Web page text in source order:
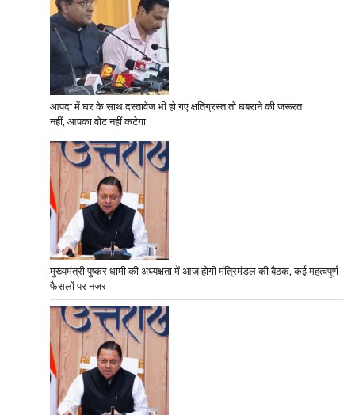
आपदा में घर के साथ दस्तावेज भी हो गए क्षतिग्रस्त तो घबराने की जरूरत
नहीं, आपका वोट नहीं कटेगा
मुख्यमंत्री पुष्कर धामी की अध्यक्षता में आज होगी मंत्रिमंडल की बैठक, कई महत्वपूर्ण
फैसलों पर नजर